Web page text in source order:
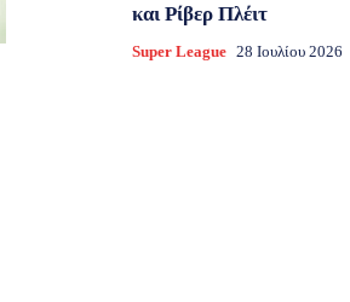
και Ρίβερ Πλέιτ
Super League 28 Ιουλίου 2026